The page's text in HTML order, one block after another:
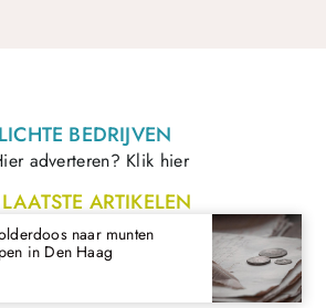
BEDRIJVEN
adverteren? Klik hier
ARTIKELEN
naar munten
in Den Haag